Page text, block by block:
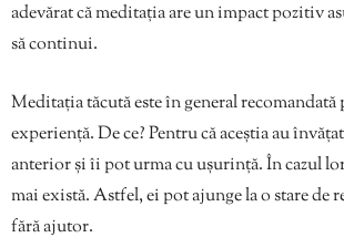
adevărat că meditația are un impact pozitiv
să continui.
Meditația tăcută este în general
experiență. De ce? Pentru că aceștia au
anterior și îi pot urma cu ușurință. În cazul
mai există. Astfel, ei pot ajunge la o stare de
fără ajutor.